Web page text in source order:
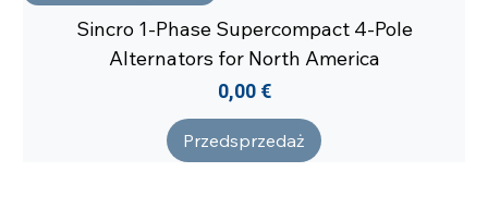
Sincro 1-Phase Supercompact 4-Pole
Alternators for North America
Cena
0,00 €
Przedsprzedaż